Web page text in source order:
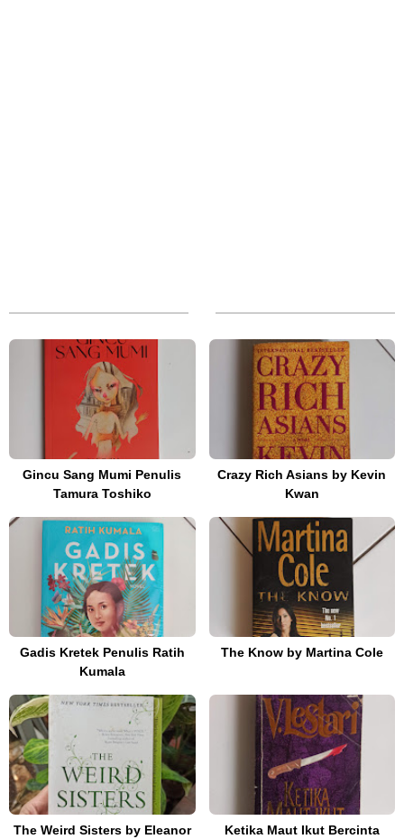
Gincu Sang Mumi Penulis
Tamura Toshiko
Crazy Rich Asians by Kevin
Kwan
Gadis Kretek Penulis Ratih
Kumala
The Know by Martina Cole
The Weird Sisters by Eleanor
Ketika Maut Ikut Bercinta